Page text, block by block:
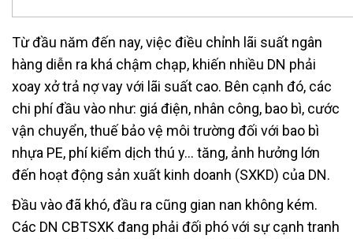
Từ đầu năm đến nay, việc điều chỉnh lãi suất ngân
hàng diễn ra khá chậm chạp, khiến nhiều DN phải
xoay xở trả nợ vay với lãi suất cao. Bên cạnh đó, các
chi phí đầu vào như: giá điện, nhân công, bao bì, cước
vận chuyển, thuế bảo vệ môi trường đối với bao bì
nhựa PE, phí kiểm dịch thú y… tăng, ảnh hưởng lớn
đến hoạt động sản xuất kinh doanh (SXKD) của DN.
Đầu vào đã khó, đầu ra cũng gian nan không kém.
Các DN CBTSXK đang phải đối phó với sự cạnh tranh